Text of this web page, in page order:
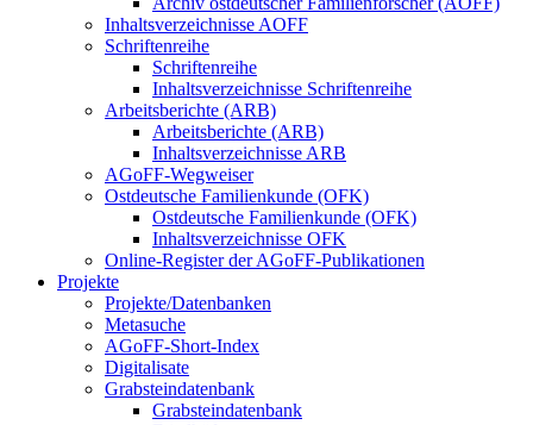
Inhaltsverzeichnisse AOFF
Schriftenreihe
Schriftenreihe
Inhaltsverzeichnisse Schriftenreihe
Arbeitsberichte (ARB)
Arbeitsberichte (ARB)
Inhaltsverzeichnisse ARB
AGoFF-Wegweiser
Ostdeutsche Familienkunde (OFK)
Ostdeutsche Familienkunde (OFK)
Inhaltsverzeichnisse OFK
Online-Register der AGoFF-Publikationen
Projekte
Projekte/Datenbanken
Metasuche
AGoFF-Short-Index
Digitalisate
Grabsteindatenbank
Grabsteindatenbank